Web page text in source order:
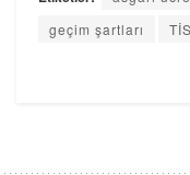
geçim şartları